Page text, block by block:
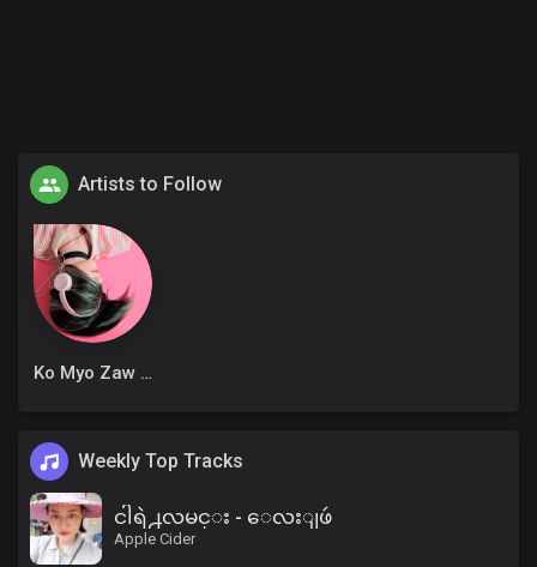
Artists to Follow
Ko Myo Zaw Win
Weekly Top Tracks
ငါရဲ႕လမင္း - ေလးျဖဴ
Apple Cider